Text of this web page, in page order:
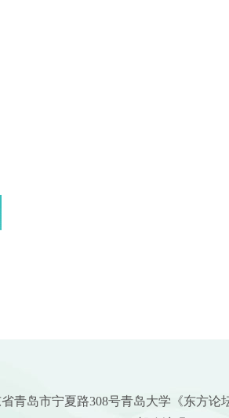
青岛市宁夏路308号青岛大学《东方